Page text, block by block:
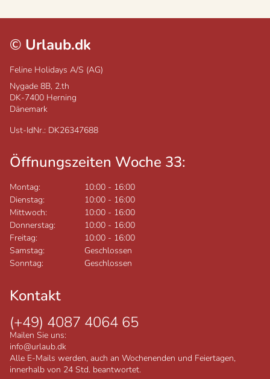
© Urlaub.dk
Feline Holidays A/S (AG)
Nygade 8B, 2.th
DK-7400 Herning
Dänemark
Ust-IdNr.: DK26347688
Öffnungszeiten Woche 33:
Montag: 10:00 - 16:00
Dienstag:
10:00 - 16:00
Mittwoch:
10:00 - 16:00
Donnerstag:
10:00 - 16:00
Freitag:
10:00 - 16:00
Samstag:
Geschlossen
Sonntag:
Geschlossen
Kontakt
(+49) 4087 4064 65
Mailen Sie uns:
info@urlaub.dk
Alle E-Mails werden, auch an Wochenenden und Feiertagen,
innerhalb von 24 Std. beantwortet.